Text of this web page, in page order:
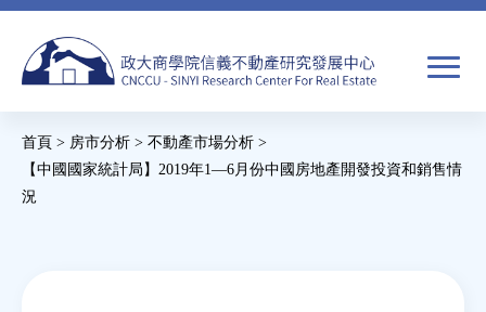
Jump
navigation
搜
尋
搜
尋
您
在
首頁 > 房市分析 > 不動產市場分析 >
【中國國家統計局】2019年1—6月份中國房地產開發投資和銷售情
況